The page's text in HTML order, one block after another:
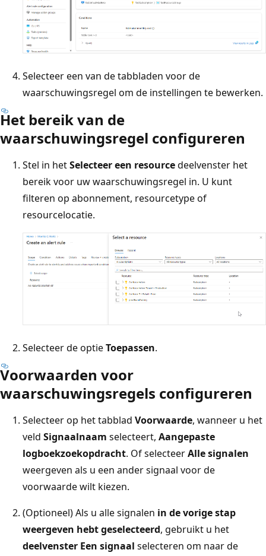
Selecteer een van de tabbladen voor de
waarschuwingsregel om de instellingen te bewerken.
Het bereik van de
waarschuwingsregel configureren
Stel in hetSelecteer een resourcedeelvenster het
bereik voor uw waarschuwingsregel in. U kunt
filteren op abonnement, resourcetype of
resourcelocatie.
Selecteer de optieToepassen.
Voorwaarden voor
waarschuwingsregels configureren
Selecteer op het tabblad Voorwaarde, wanneer u het
veld Signaalnaam selecteert, Aangepaste
logboekzoekopdracht. Of selecteerAlle signalen
weergeven als u een ander signaal voor de
voorwaarde wilt kiezen.
(Optioneel) Als u alle signalen in de vorige stap
weergeven hebt geselecteerd, gebruikt u het
deelvenster Een signaal selecteren om naar de